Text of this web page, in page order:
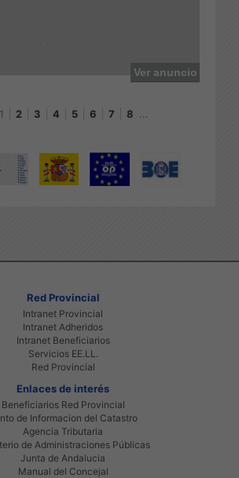
Ver anuncio
1 2 3 4 5 6 7 8
Red Provincial
Intranet Provincial
Intranet Adheridos
Intranet Beneficiarios
Servicios EE.LL.
Red Provincial
Enlaces de interés
Beneficiarios Red Provincial
de Informacion del Catastro
Agencia Tributaria
de Administraciones Públicas
Junta de Andalucia
Manual del Concejal